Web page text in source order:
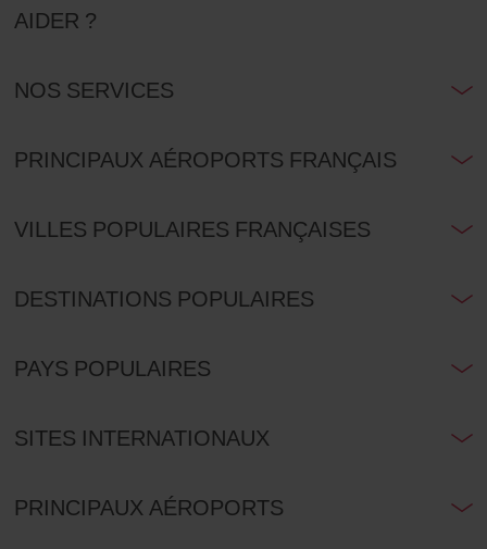
AIDER ?
NOS SERVICES
PRINCIPAUX AÉROPORTS FRANÇAIS
VILLES POPULAIRES FRANÇAISES
DESTINATIONS POPULAIRES
PAYS POPULAIRES
SITES INTERNATIONAUX
PRINCIPAUX AÉROPORTS